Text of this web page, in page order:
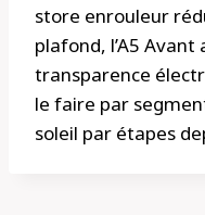
store enrouleur
plafond, l’A5
transparence
le faire par
soleil par étapes